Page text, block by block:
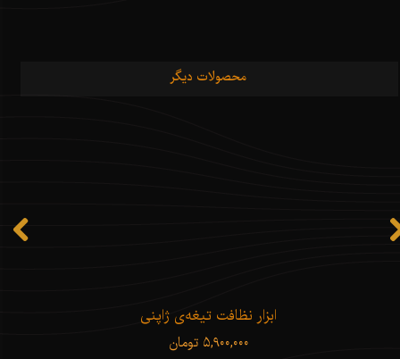
ابزار نظافت تیغه‌ی ژاپنی
۵,۹۰۰,۰۰۰ تومان
محصولات دیگر